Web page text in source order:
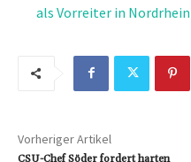
als Vorreiter in
Vorheriger Artikel
CSU-Chef Söder fordert harten